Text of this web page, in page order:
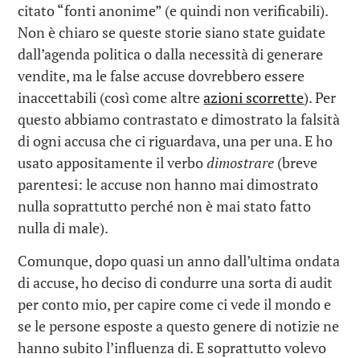
citato “fonti anonime” (e quindi non verificabili).
Non è chiaro se queste storie siano state guidate
dall’agenda politica o dalla necessità di generare
vendite, ma le false accuse dovrebbero essere
inaccettabili (così come altreazioni scorrette). Per
questo abbiamo contrastato e dimostrato la falsità
di ogni accusa che ci riguardava, una per una. E ho
usato appositamente il verbodimostrare (breve
parentesi: le accuse non hanno mai dimostrato
nulla soprattutto perché non è mai stato fatto
nulla di male).
Comunque, dopo quasi un anno dall’ultima ondata
di accuse, ho deciso di condurre una sorta di audit
per conto mio, per capire come ci vede il mondo e
se le persone esposte a questo genere di notizie ne
hanno subito l’influenza di. E soprattutto volevo